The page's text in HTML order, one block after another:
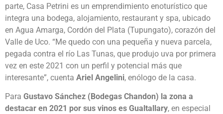
parte, Casa Petrini es un emprendimiento enoturístico que
integra una bodega, alojamiento, restaurant y spa, ubicado
en Agua Amarga, Cordón del Plata (Tupungato), corazón del
Valle de Uco. “Me quedo con una pequeña y nueva parcela,
pegada contra el río Las Tunas, que produjo uva por primera
vez en este 2021 con un perfil y potencial más que
interesante”, cuenta Ariel Angelini, enólogo de la casa.
Para Gustavo Sánchez (Bodegas Chandon) la zona a
destacar en 2021 por sus vinos es Gualtallary, en especial